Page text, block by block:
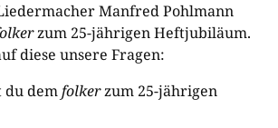
Manfred Pohlmann
zum 25-jährigen Heftjubiläum.
diese unsere Fragen:
du demfolkerzum 25-jährigen